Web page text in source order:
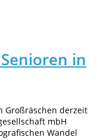
in
Großräschen derzeit
mbH
Wandel